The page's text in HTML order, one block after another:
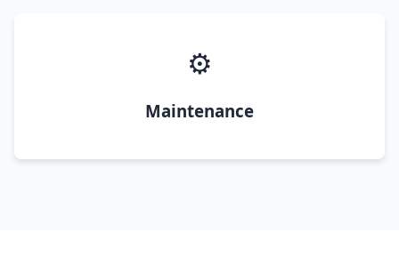
⚙️
Maintenance